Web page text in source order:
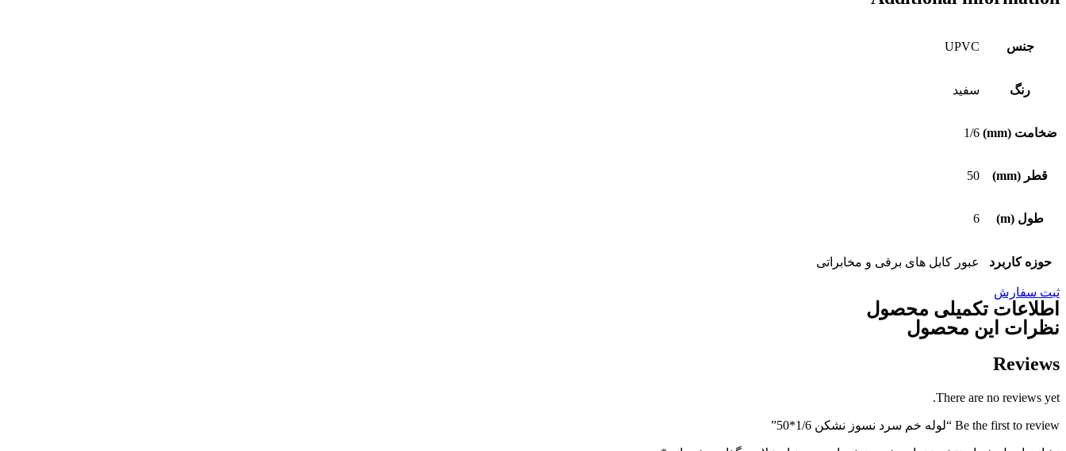
جنس UPVC
رنگ سفید
ضخامت (mm) 1/6
قطر (mm) 50
طول (m) 6
حوزه کاربرد عبور کابل های برقی و مخابراتی
ثبت سفارش
اطلاعات تکمیلی محصول
نظرات این محصول
Reviews
There are no reviews yet.
Be the first to review “لوله خم سرد نسوز نشکن 1/6*50”